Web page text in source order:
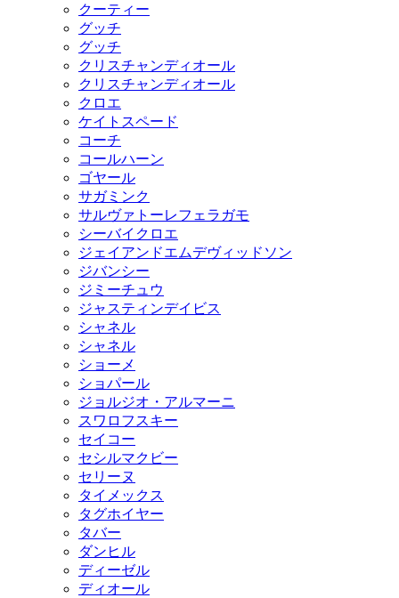
クーティー
グッチ
グッチ
クリスチャンディオール
クリスチャンディオール
クロエ
ケイトスペード
コーチ
コールハーン
ゴヤール
サガミンク
サルヴァトーレフェラガモ
シーバイクロエ
ジェイアンドエムデヴィッドソン
ジバンシー
ジミーチュウ
ジャスティンデイビス
シャネル
シャネル
ショーメ
ショパール
ジョルジオ・アルマーニ
スワロフスキー
セイコー
セシルマクビー
セリーヌ
タイメックス
タグホイヤー
タバー
ダンヒル
ディーゼル
ディオール